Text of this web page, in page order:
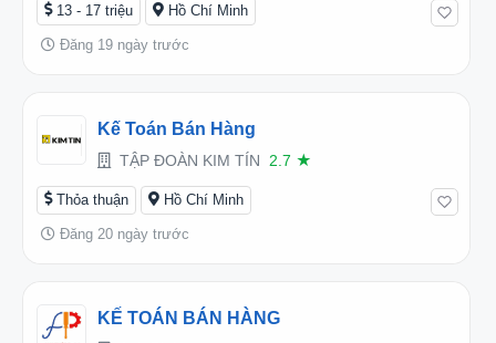
13 - 17 triệu Hồ Chí Minh
Đăng 19 ngày trước
Kế Toán Bán Hàng
TẬP ĐOÀN KIM TÍN 2.7 ★
Thỏa thuận Hồ Chí Minh
Đăng 20 ngày trước
KẾ TOÁN BÁN HÀNG